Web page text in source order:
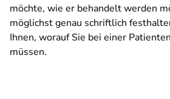
möchte, wie er behandelt werden
möglichst genau schriftlich
Ihnen, worauf Sie bei einer
müssen.